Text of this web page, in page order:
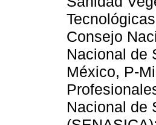
Consejo
Nacional de
México, P-
Nacional de